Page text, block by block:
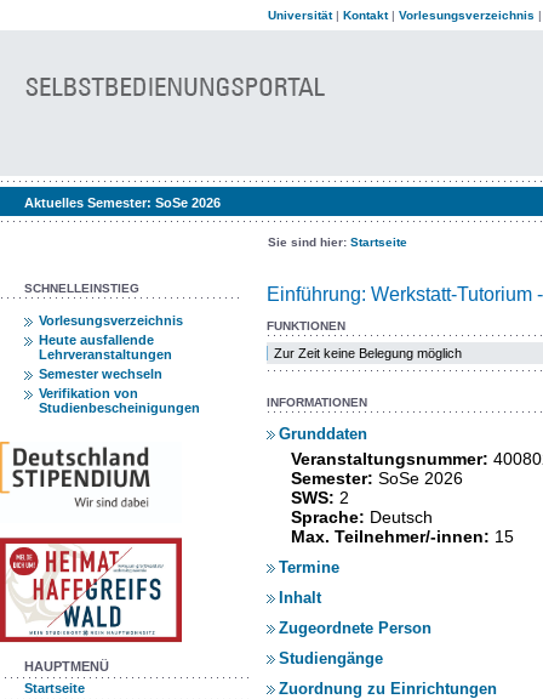
Universität| Kontakt| Vorlesungsverzeichnis
Aktuelles Semester: SoSe 2026
Sie sind hier: Startseite
SCHNELLEINSTIEG
Vorlesungsverzeichnis
Heute ausfallende
Lehrveranstaltungen
Semester wechseln
Verifikation von
Studienbescheinigungen
HAUPTMENÜ
Startseite
Einführung: Werkstatt-Tutorium
FUNKTIONEN
Zur Zeit keine Belegung möglich
INFORMATIONEN
Grunddaten
Veranstaltungsnummer:
Semester: SoSe 2026
SWS: 2
Sprache: Deutsch
Max. Teilnehmer/-innen: 15
Termine
Inhalt
Zugeordnete Person
Studiengänge
Zuordnung zu Einrichtungen